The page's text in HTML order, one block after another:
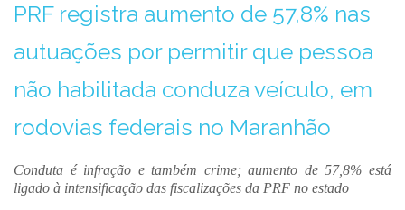
PRF registra aumento de 57,8% nas
autuações por permitir que pessoa
não habilitada conduza veículo, em
rodovias federais no Maranhão
Conduta é infração e também crime; aumento de 57,8% está
ligado à intensificação das fiscalizações da PRF no estado